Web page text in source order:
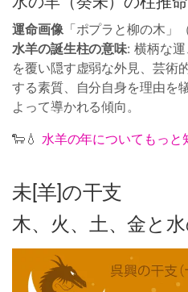
運命画像「ポプラと柳の木」（
水羊の誕生柱の意味: 横柄な
を覆い隠す虚弱な外見、芸術
する素質、自分自身を理由を
よって導かれる傾向。
🐑💧 水羊の年についてもっと
未[羊]の干支
木、火、土、金と